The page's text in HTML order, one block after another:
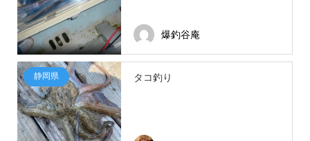
爆釣谷庵
静岡県 タコ釣り